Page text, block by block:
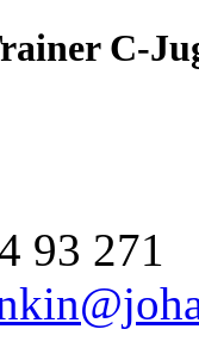
C-
93 271